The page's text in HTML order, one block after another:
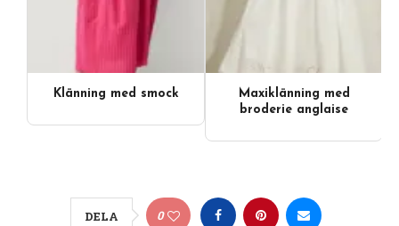
Klänning med smock
Maxiklänning med
broderie anglaise
DELA 0